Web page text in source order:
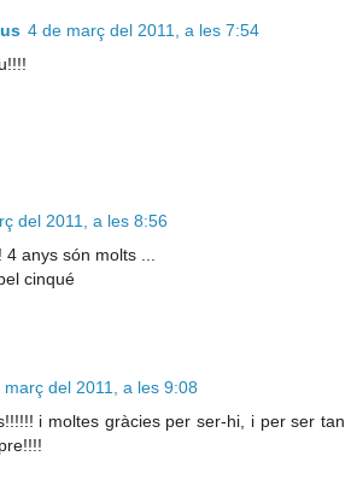
4 de març del 2011, a les 7:54
del 2011, a les 8:56
anys són molts ...
cinqué
març del 2011, a les 9:08
i moltes gràcies per ser-hi, i per ser tan